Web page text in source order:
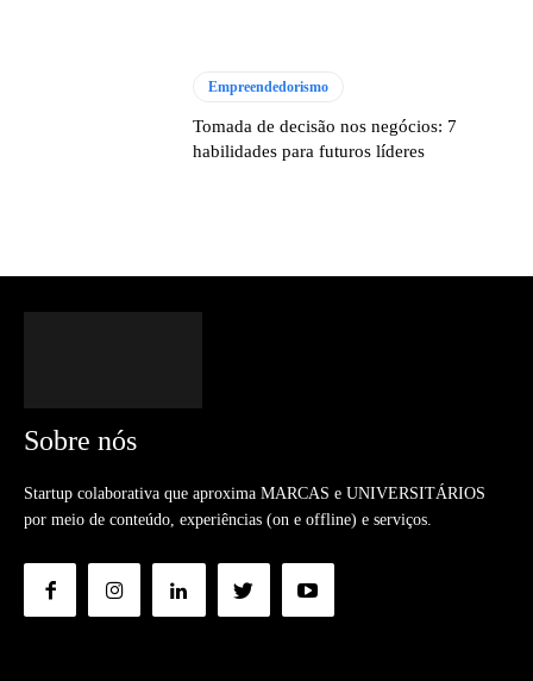
Empreendedorismo
Tomada de decisão nos negócios: 7
habilidades para futuros líderes
Sobre nós
Startup colaborativa que aproxima MARCAS e UNIVERSITÁRIOS
por meio de conteúdo, experiências (on e offline) e serviços.